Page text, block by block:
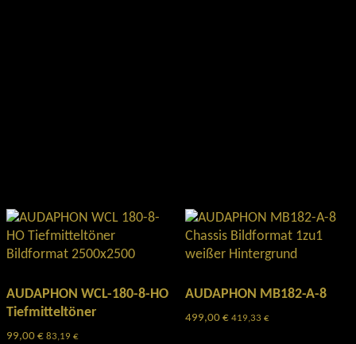
AUDAPHON WCL-180-8-HO
Tiefmitteltöner
99,00€ 83,19 €
AUDAPHON MB182-A-8
499,00€ 419,33 €